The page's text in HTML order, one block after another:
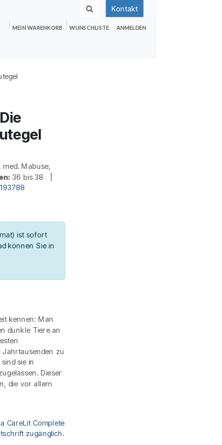
Kontakt
MEIN WARENKORB WUNSCHLISTE ANMELDEN
med. Mabuse,
36 bis 38 |
ist sofort
können Sie in
kennen: Man
dunkle Tiere an
zu
sie in
Dieser
die vor allem
CareLit Complete
zugänglich.